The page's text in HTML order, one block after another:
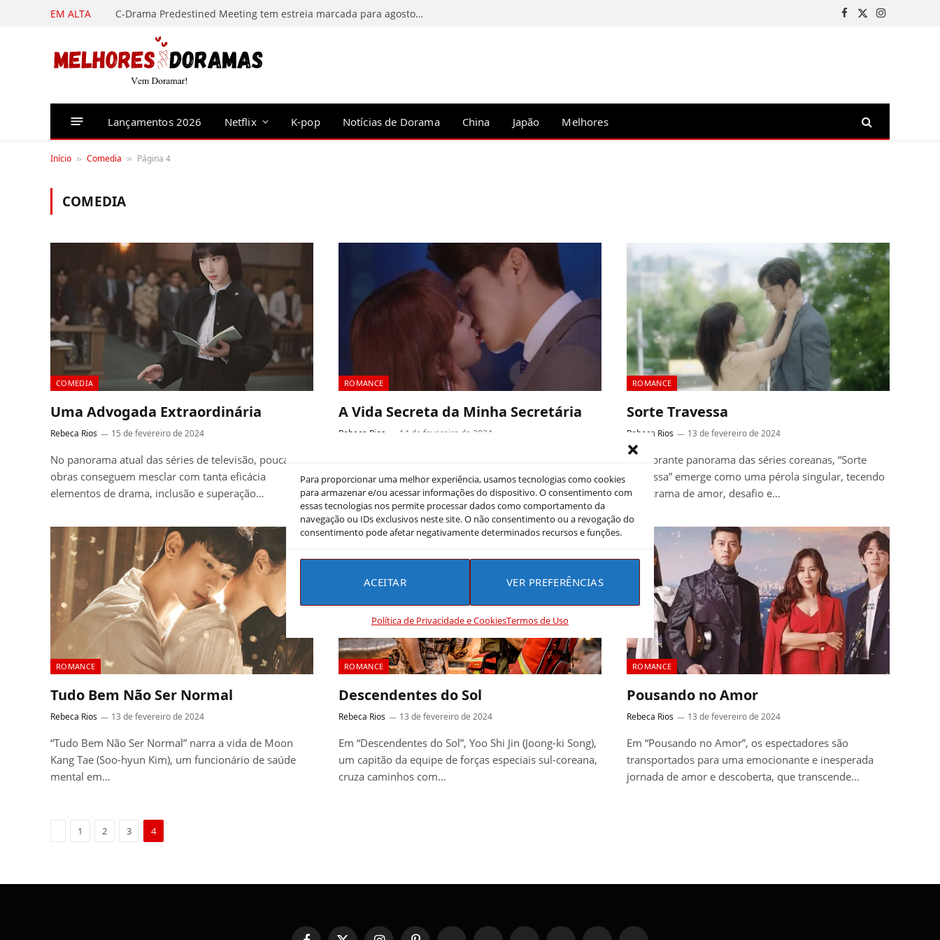
Para proporcionar uma melhor experiência, usamos tecnologias como cookies
para armazenar e/ou acessar informações do dispositivo. O consentimento com
essas tecnologias nos permite processar dados como comportamento da
navegação ou IDs exclusivos neste site. O não consentimento ou a revogação do
consentimento pode afetar negativamente determinados recursos e funções.
ACEITAR VER PREFERÊNCIAS
Política de Privacidade e CookiesTermos de Uso
EM ALTA C-Drama Predestined Meeting tem estreia marcada para agosto de 2026 Facebook
X
Instagram
Lançamentos 2026 Netflix K-pop Notícias de Dorama China Japão Melhores
Início » Comedia » Página 4
COMEDIA
COMEDIA
Uma Advogada Extraordinária
Rebeca Rios 15 de fevereiro de 2024
No panorama atual das séries de televisão, poucas
obras conseguem mesclar com tanta eficácia
elementos de drama, inclusão e superação…
ROMANCE
A Vida Secreta da Minha Secretária
Rebeca Rios 14 de fevereiro de 2024
coreano que entrelaça romance, mistério e comédia
de maneiras inesperadas e…
ROMANCE
Sorte Travessa
Rebeca Rios 13 de fevereiro de 2024
No vibrante panorama das séries coreanas, “Sorte
Travessa” emerge como uma pérola singular, tecendo
uma trama de amor, desafio e…
ROMANCE
Tudo Bem Não Ser Normal
Rebeca Rios 13 de fevereiro de 2024
“Tudo Bem Não Ser Normal” narra a vida de Moon
Kang Tae (Soo-hyun Kim), um funcionário de saúde
mental em…
ROMANCE
Descendentes do Sol
Rebeca Rios 13 de fevereiro de 2024
Em “Descendentes do Sol”, Yoo Shi Jin (Joong-ki Song),
um capitão da equipe de forças especiais sul-coreana,
cruza caminhos com…
ROMANCE
Pousando no Amor
Rebeca Rios 13 de fevereiro de 2024
Em “Pousando no Amor”, os espectadores são
transportados para uma emocionante e inesperada
jornada de amor e descoberta, que transcende…
Previous
1 2 3 4